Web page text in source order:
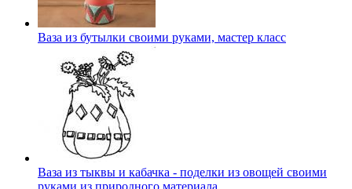
Ваза из бутылки своими руками, мастер класс
Ваза из тыквы и кабачка - поделки из овощей своими
руками из природного материала